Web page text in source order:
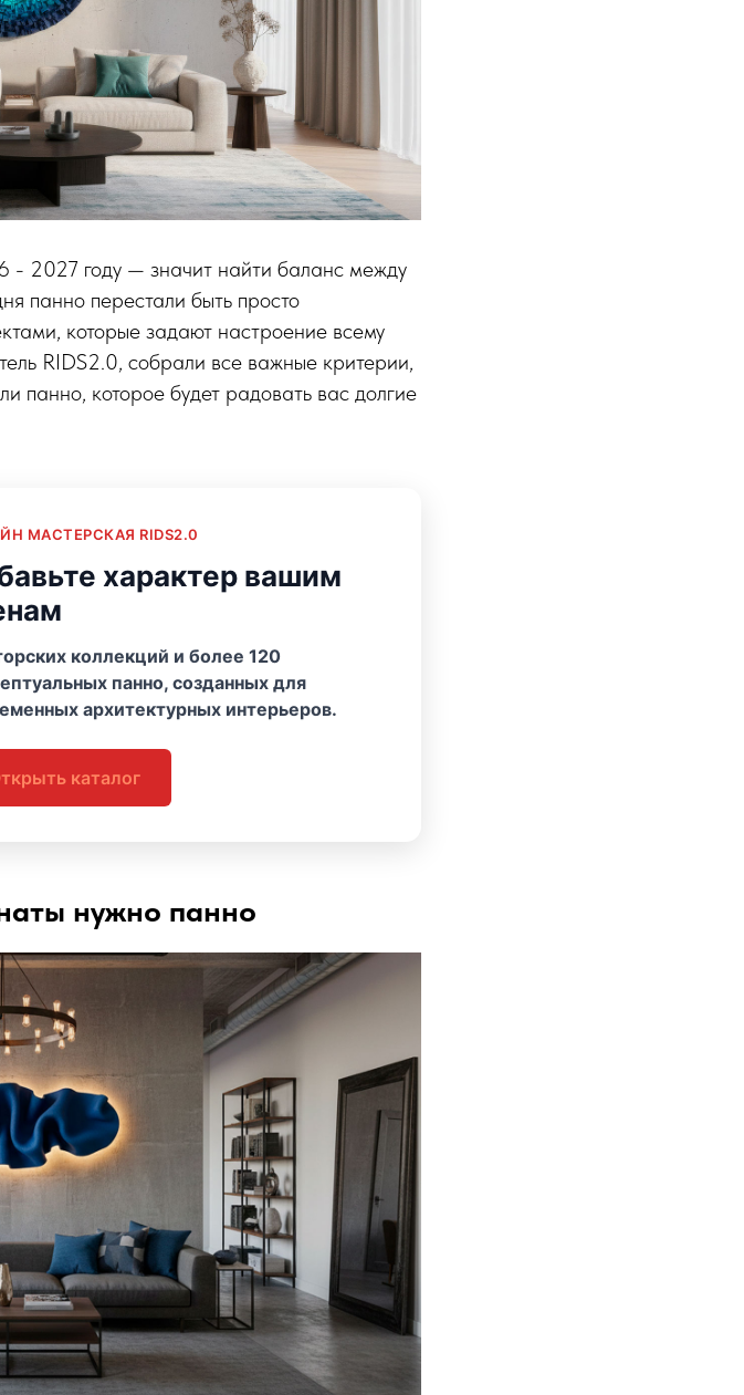
- 2027 году — значит найти баланс между
панно перестали быть просто
которые задают настроение всему
RIDS2.0, собрали все важные критерии,
панно, которое будет радовать вас долгие
МАСТЕРСКАЯ RIDS2.0
характер вашим
коллекций и более 120
панно, созданных для
архитектурных интерьеров.
каталог
нужно панно